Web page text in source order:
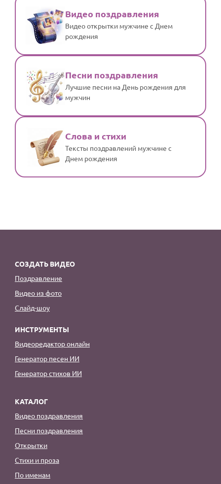
Видео поздравления
Видео открытки мужчине с Днем
рождения
Песни поздравления
Лучшие песни на День рождения для
мужчин
Слова и стихи
Тексты поздравлений мужчине с
Днем рождения
СОЗДАТЬ ВИДЕО
Поздравление
Видео из фото
Слайд-шоу
ИНСТРУМЕНТЫ
Видеоредактор онлайн
Генератор песен ИИ
Генератор стихов ИИ
КАТАЛОГ
Видео поздравления
Песни поздравления
Открытки
Стихи и проза
По именам